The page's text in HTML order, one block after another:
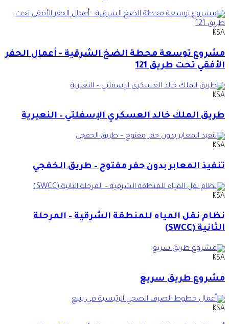
KSA
مشروع توسعة محطة الضخ الشرقية - أعمال الحفر
الأفقي تحت طريق 121
KSA
طريق الملك خالد العسكري الإسفلتي – النعيرية
KSA
تنفيذ المعابر بدون حفر مفتوح – طريق الخفجي
KSA
نظام نقل المياه للمنطقة الشرقية – المرحلة
الثانية (SWCC)
KSA
مشروع طريق سريع
KSA